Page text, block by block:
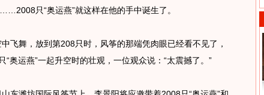
只“奥运燕”就这样在他的手中诞生了。
舞，放到第208只时，风筝的那端凭肉眼已经看不见了，
“奥运燕”一起升空时的壮观，一位观众说：“太震撼了。”